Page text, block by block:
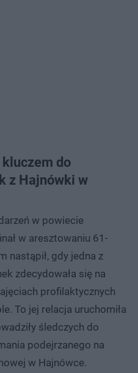
do
z Hajnówki w
w powiecie
w aresztowaniu 61-
nastąpił, gdy jedna z
zdecydowała się na
profilaktycznych
To jej relacja uruchomiła
śledczych do
podejrzanego na
w Hajnówce.